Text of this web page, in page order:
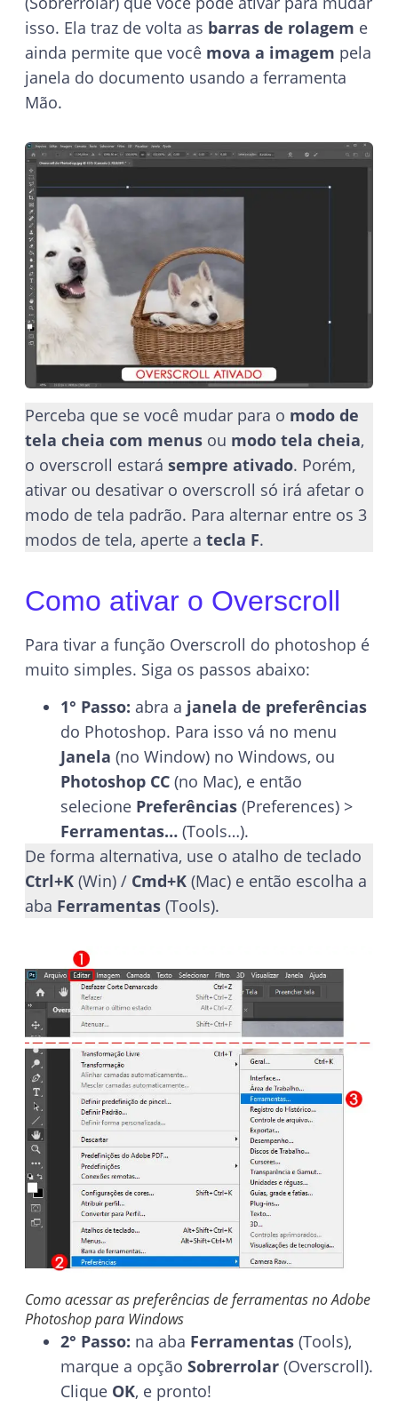
isso. Ela traz de volta as barras de rolagem e
ainda permite que você mova a imagem pela
janela do documento usando a ferramenta
Mão.
Perceba que se você mudar para o modo de
tela cheia com menus ou modo tela cheia,
o overscroll estará sempre ativado. Porém,
ativar ou desativar o overscroll só irá afetar o
modo de tela padrão. Para alternar entre os 3
modos de tela, aperte a tecla F.
Como ativar o Overscroll
Para tivar a função Overscroll do photoshop é
muito simples. Siga os passos abaixo:
1° Passo: abra a janela de preferências
do Photoshop. Para isso vá no menu
Janela (no Window) no Windows, ou
Photoshop CC (no Mac), e então
selecione Preferências (Preferences) >
Ferramentas… (Tools…).
De forma alternativa, use o atalho de teclado
Ctrl+K (Win) / Cmd+K (Mac) e então escolha a
aba Ferramentas (Tools).
Como acessar as preferências de ferramentas no Adobe
Photoshop para Windows
2° Passo: na aba Ferramentas (Tools),
marque a opção Sobrerrolar (Overscroll).
Clique OK, e pronto!